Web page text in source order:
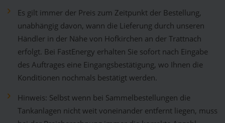
Es gilt immer der Preis zum Zeitpunkt der Bestellung,
unabhängig davon, wann die Lieferung durch unseren
Händler in der Nähe von Hofkirchen an der Trattnach
erfolgt. Bei FastEnergy erhalten Sie sofort nach Eingabe
des Auftrages eine Eingangsbestätigung, wo Ihnen die
Konditionen nochmals bestätigt werden.
Hinweis: Selbst wenn bei Sammelbestellungen die
Tankanlagen nicht weit voneinander entfernt liegen, muss